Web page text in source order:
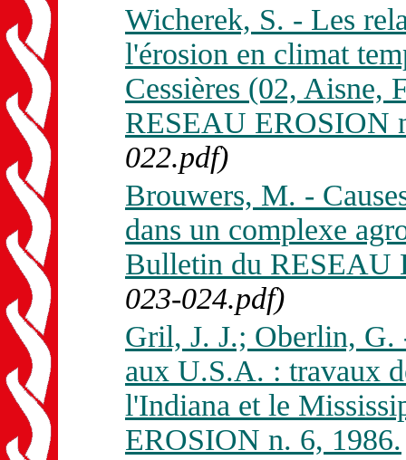
Wicherek, S. - Les
l'érosion en climat
Cessières (02, Aisne,
RESEAU EROSION
022.pdf)
Brouwers, M. -
dans un complexe
Bulletin du RESEAU
023-024.pdf)
Gril, J. J.; Oberlin, G.
aux U.S.A. : travaux
l'Indiana et le
EROSION n. 6, 1986.